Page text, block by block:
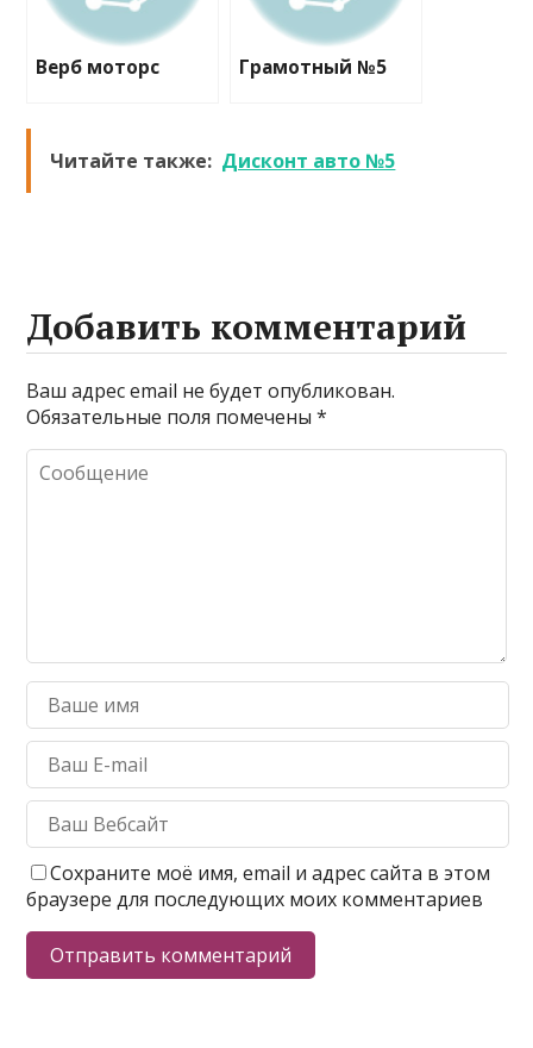
Верб моторс Грамотный №5
Читайте также: Дисконт авто №5
Добавить комментарий
Ваш адрес email не будет опубликован.
Обязательные поля помечены*
Сохраните моё имя, email и адрес сайта в этом
браузере для последующих моих комментариев